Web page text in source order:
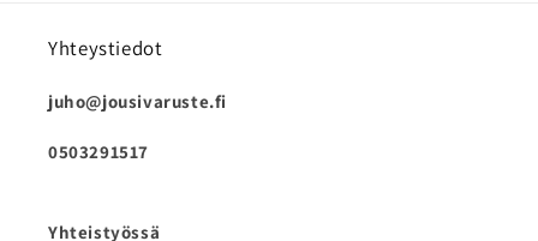
Yhteystiedot
juho@jousivaruste.fi
0503291517
Yhteistyössä